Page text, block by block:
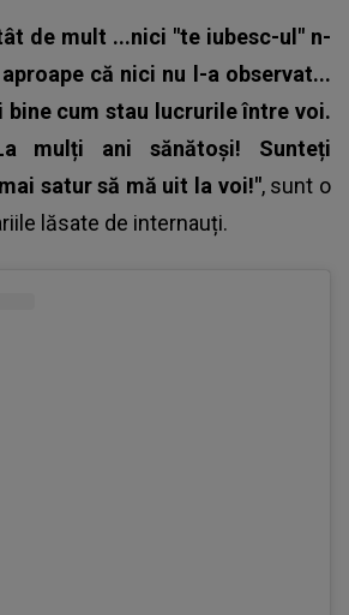
de mult ...nici "te iubesc-ul" n-
că nici nu l-a observat...
bine cum stau lucrurile între voi.
mulți ani sănătoși! Sunteți
satur să mă uit la voi!", sunt o
lăsate de internauți.